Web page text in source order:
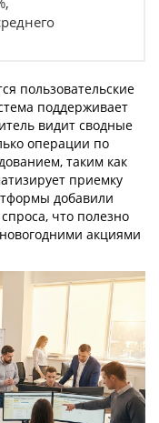
пользовательские
поддерживает
видит сводные
операции по
таким как
приемку
добавили
что полезно
акциями